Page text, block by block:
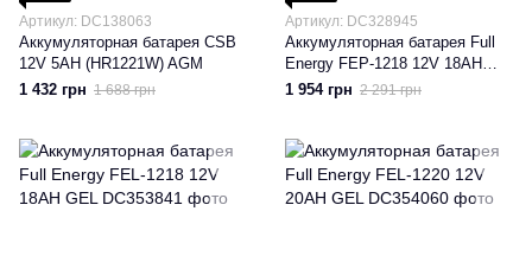
Артикул: DC138063
Аккумуляторная батарея CSB
12V 5AH (HR1221W) AGM
1 432 грн 1 688 грн
Артикул: DC328945
Аккумуляторная батарея Full
Energy FEP-1218 12V 18AH
(FEP-1218) AGM
1 954 грн 2 291 грн